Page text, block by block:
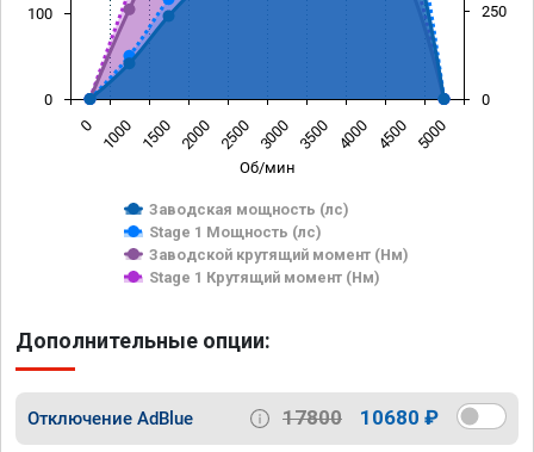
Об/мин
Заводская мощность (лс)
Stage 1 Мощность (лс)
Заводской крутящий момент (Нм)
Stage 1 Крутящий момент (Нм)
0 1000 1500 2000 2500 3000 3500 4000 4500 5000
0
100
0
250
Дополнительные опции:
Отключение AdBlue 17800 10680 ₽